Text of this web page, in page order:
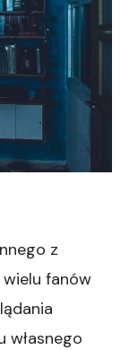
z
fanów
własnego